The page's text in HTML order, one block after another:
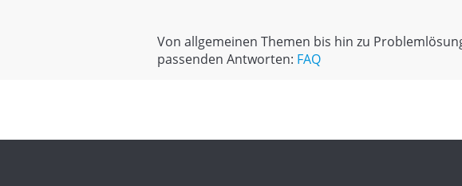
Von allgemeinen Themen bis hin zu
passenden Antworten: FAQ